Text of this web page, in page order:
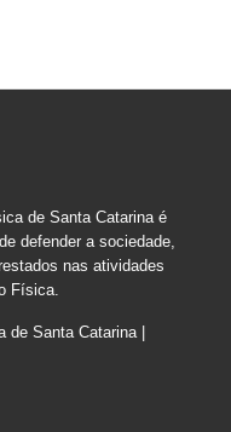
de Santa Catarina é
defender a sociedade,
nas atividades
Física.
de Santa Catarina |